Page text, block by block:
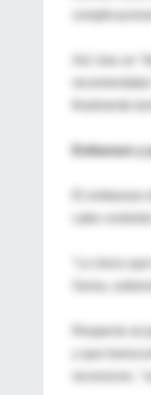
Así, tras un
finalmente
Embarazo y
El
cabo
"Lo único
Respecto al
y que